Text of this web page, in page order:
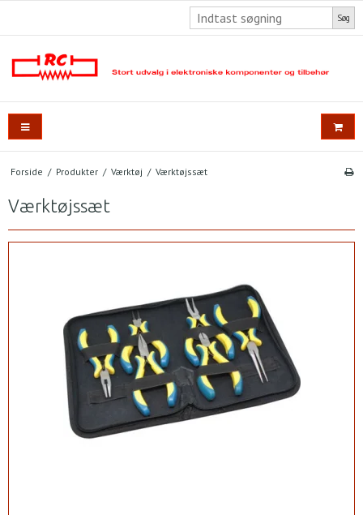
Søg
Forside / Produkter / Værktøj / Værktøjssæt
Værktøjssæt